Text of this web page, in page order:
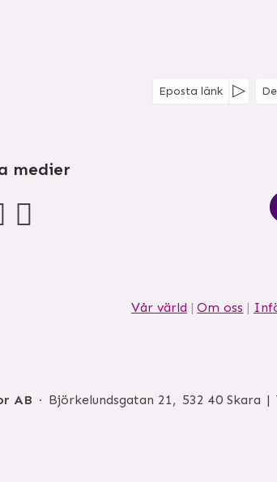
Eposta länk
medier
Vår värld Om oss
AB Björkelundsgatan 21 532 40 Skara